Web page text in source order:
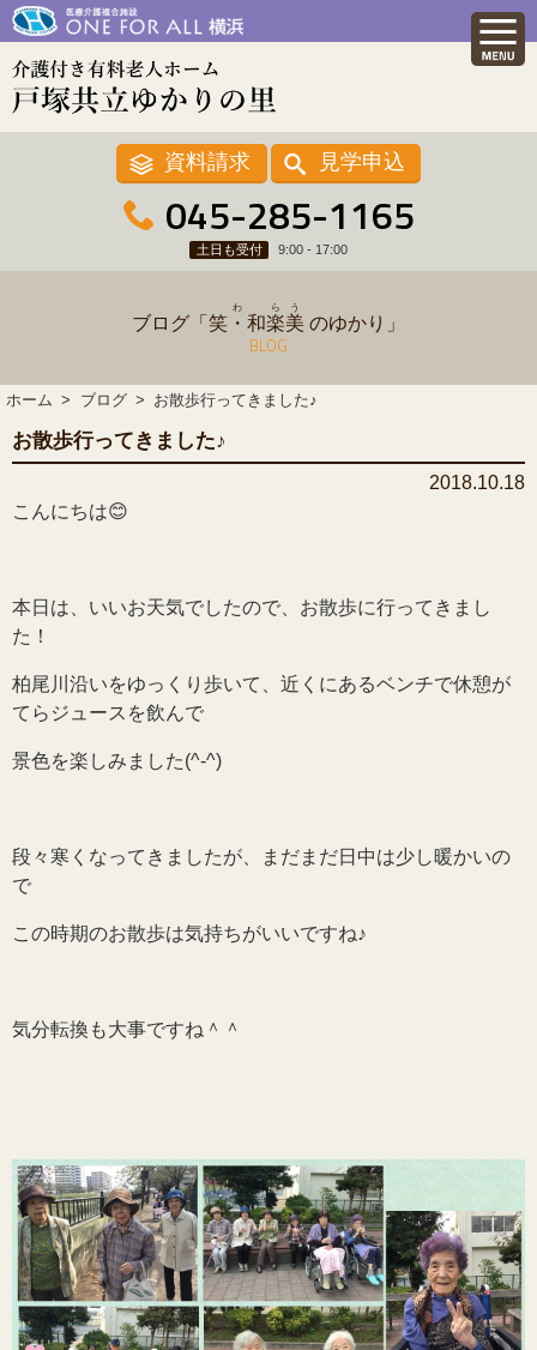
資料請求 見学申込
045-285-1165
土日も受付 9:00 - 17:00
ブログ「 笑・和
わ
楽
ら
美
う
のゆかり」
BLOG
ホーム ブログ お散歩行ってきました♪
お散歩行ってきました♪
2018.10.18
こんにちは😊
本日は、いいお天気でしたので、お散歩に行ってきまし
た！
柏尾川沿いをゆっくり歩いて、近くにあるベンチで休憩が
てらジュースを飲んで
景色を楽しみました(^-^)
段々寒くなってきましたが、まだまだ日中は少し暖かいの
で
この時期のお散歩は気持ちがいいですね♪
気分転換も大事ですね＾＾